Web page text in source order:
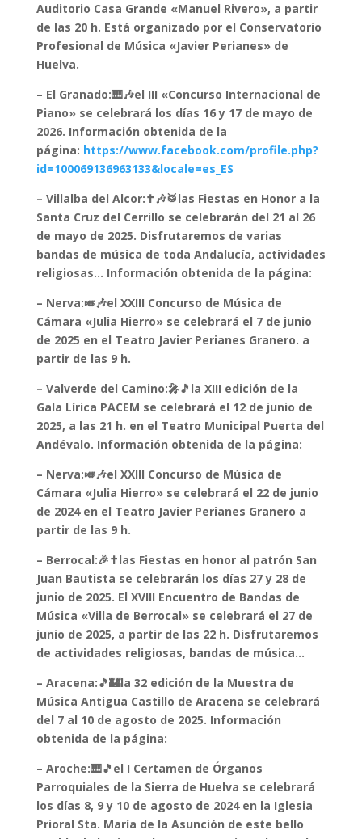
Auditorio Casa Grande «Manuel Rivero», a partir
de las 20 h. Está organizado por el Conservatorio
Profesional de Música «Javier Perianes» de
Huelva.
– El Granado:🎹🎶el III «Concurso Internacional de
Piano» se celebrará los días 16 y 17 de mayo de
2026. Información obtenida de la
página: https://www.facebook.com/profile.php?
id=100069136963133&locale=es_ES
– Villalba del Alcor:✝️🎶🥁las Fiestas en Honor a la
Santa Cruz del Cerrillo se celebrarán del 21 al 26
de mayo de 2025. Disfrutaremos de varias
bandas de música de toda Andalucía, actividades
religiosas… Información obtenida de la página:
– Nerva:🎺🎶el XXIII Concurso de Música de
Cámara «Julia Hierro» se celebrará el 7 de junio
de 2025 en el Teatro Javier Perianes Granero. a
partir de las 9 h.
– Valverde del Camino:🎤🎵la XIII edición de la
Gala Lírica PACEM se celebrará el 12 de junio de
2025, a las 21 h. en el Teatro Municipal Puerta del
Andévalo. Información obtenida de la página:
– Nerva:🎺🎶el XXIII Concurso de Música de
Cámara «Julia Hierro» se celebrará el 22 de junio
de 2024 en el Teatro Javier Perianes Granero a
partir de las 9 h.
– Berrocal:🎉✝️las Fiestas en honor al patrón San
Juan Bautista se celebrarán los días 27 y 28 de
junio de 2025. El XVIII Encuentro de Bandas de
Música «Villa de Berrocal» se celebrará el 27 de
junio de 2025, a partir de las 22 h. Disfrutaremos
de actividades religiosas, bandas de música…
– Aracena:🎵🏰la 32 edición de la Muestra de
Música Antigua Castillo de Aracena se celebrará
del 7 al 10 de agosto de 2025. Información
obtenida de la página:
– Aroche:🎹🎵el I Certamen de Órganos
Parroquiales de la Sierra de Huelva se celebrará
los días 8, 9 y 10 de agosto de 2024 en la Iglesia
Prioral Sta. María de la Asunción de este bello